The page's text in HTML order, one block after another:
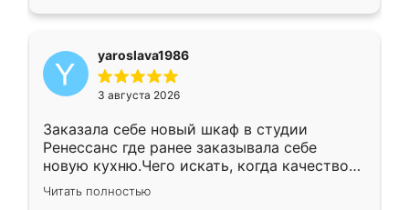
yaroslava1986
3 августа 2026
Заказала себе новый шкаф в студии
Ренессанс где ранее заказывала себе
новую кухню.Чего искать, когда качеством
вполне довольна. Служит кухня уже почти
два года, нареканий нет.
Читать полностью